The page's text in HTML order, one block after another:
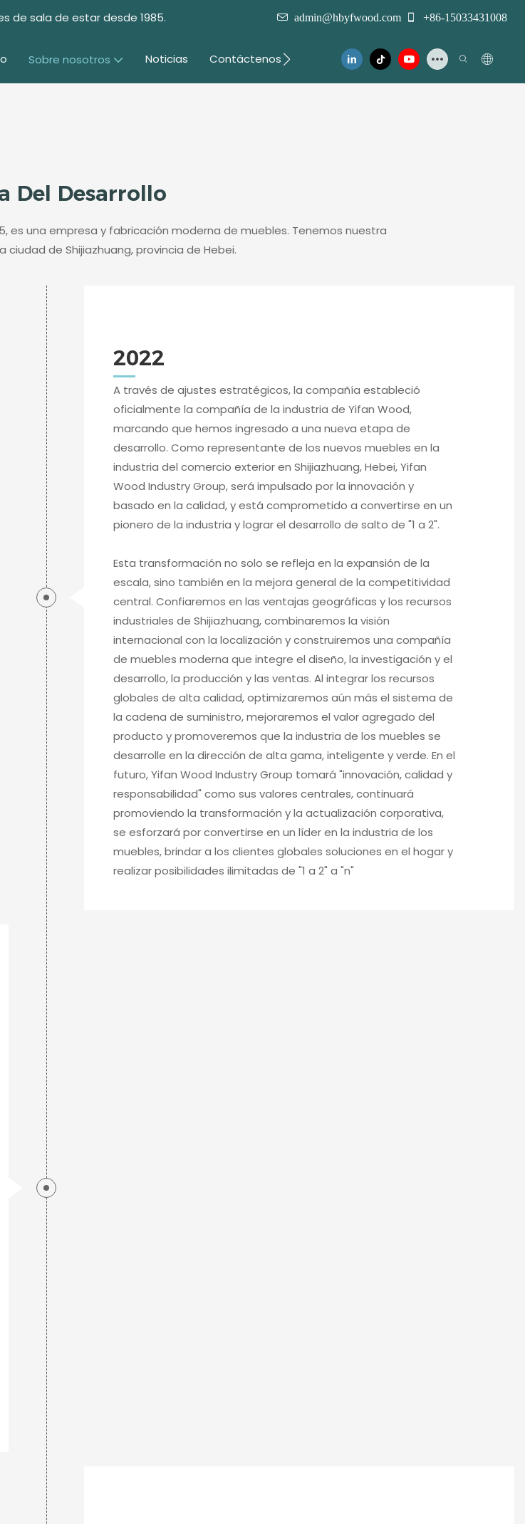
de sala de estar desde 1985. admin@hbyfwood.com +86-15033431008
Sobre nosotros Noticias Contáctenos
Del Desarrollo
es una empresa y fabricación moderna de muebles. Tenemos nuestra
de Shijiazhuang, provincia de Hebei.
2022
A través de ajustes estratégicos, la compañía estableció
oficialmente la compañía de la industria de Yifan Wood,
marcando que hemos ingresado a una nueva etapa de
desarrollo. Como representante de los nuevos muebles en la
industria del comercio exterior en Shijiazhuang, Hebei, Yifan
Wood Industry Group, será impulsado por la innovación y
basado en la calidad, y está comprometido a convertirse en un
pionero de la industria y lograr el desarrollo de salto de "1 a 2".
Esta transformación no solo se refleja en la expansión de la
escala, sino también en la mejora general de la competitividad
central. Confiaremos en las ventajas geográficas y los recursos
industriales de Shijiazhuang, combinaremos la visión
internacional con la localización y construiremos una compañía
de muebles moderna que integre el diseño, la investigación y el
desarrollo, la producción y las ventas. Al integrar los recursos
globales de alta calidad, optimizaremos aún más el sistema de
la cadena de suministro, mejoraremos el valor agregado del
producto y promoveremos que la industria de los muebles se
desarrolle en la dirección de alta gama, inteligente y verde. En el
futuro, Yifan Wood Industry Group tomará "innovación, calidad y
responsabilidad" como sus valores centrales, continuará
promoviendo la transformación y la actualización corporativa,
se esforzará por convertirse en un líder en la industria de los
muebles, brindar a los clientes globales soluciones en el hogar y
realizar posibilidades ilimitadas de "1 a 2" a "n"